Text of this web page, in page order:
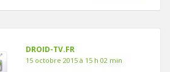
DROID-TV.FR
15 octobre 2015 à 15 h 02 min